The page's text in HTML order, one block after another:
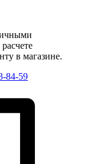
в магазине.
84-59